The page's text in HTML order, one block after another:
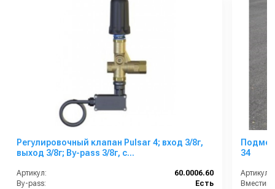
Регулировочный клапан Pulsar 4; вход 3/8г,
выход 3/8г; By-pass 3/8г, с
Артикул:
60.0006.60
By-pass:
Есть
34
Артикул: